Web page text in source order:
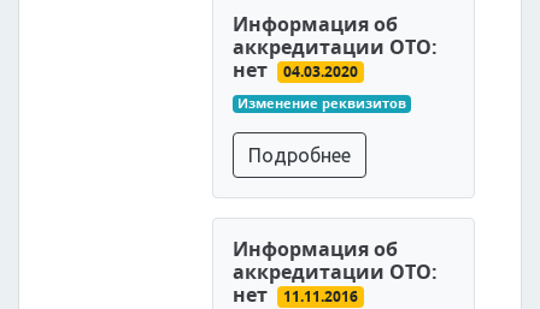
Информация об
аккредитации ОТО:
нет
04.03.2020
Изменение реквизитов
Подробнее
Информация об
аккредитации ОТО:
нет
11.11.2016